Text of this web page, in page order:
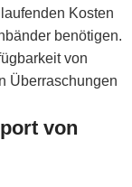
Kosten
benötigen.
von
Überraschungen
von